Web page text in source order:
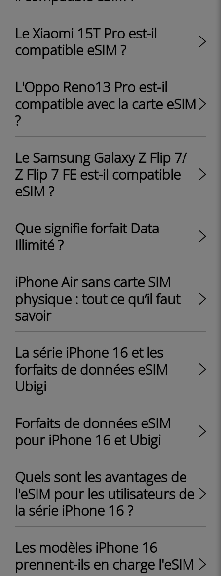
Le Xiaomi 15T Pro est-il
compatible eSIM ?
L'Oppo Reno13 Pro est-il
compatible avec la carte eSIM
?
Le Samsung Galaxy Z Flip 7/
Z Flip 7 FE est-il compatible
eSIM ?
Que signifie forfait Data
Illimité ?
iPhone Air sans carte SIM
physique : tout ce qu’il faut
savoir
La série iPhone 16 et les
forfaits de données eSIM
Ubigi
Forfaits de données eSIM
pour iPhone 16 et Ubigi
Quels sont les avantages de
l'eSIM pour les utilisateurs de
la série iPhone 16 ?
Les modèles iPhone 16
prennent-ils en charge l'eSIM